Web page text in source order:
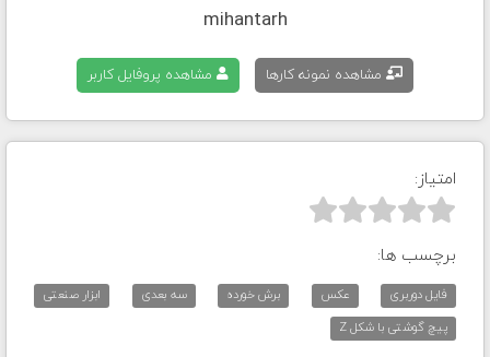
mihantarh
مشاهده نمونه کارها مشاهده پروفایل کاربر
امتیاز:



برچسب ها:
فایل دوربری عکس برش خورده سه بعدی
ابزار صنعتی
پیچ گوشتی با شکل Z